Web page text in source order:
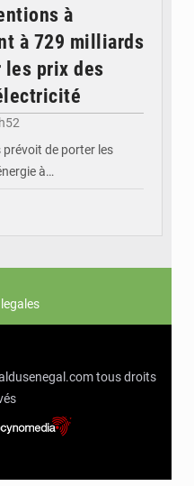
à
à 729 milliards
les prix des
de porter les
à…
tous droits